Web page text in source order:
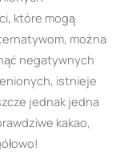
które mogą
można
negatywnych
istnieje
jednak jedna
kakao,